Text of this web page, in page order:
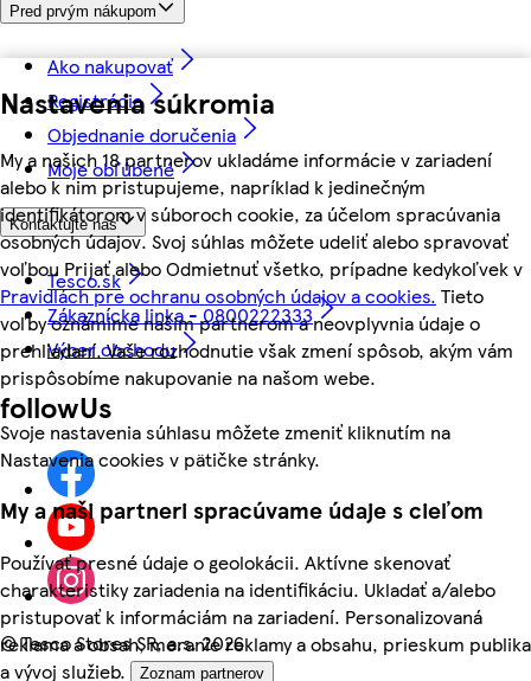
Nastavenia súkromia
My a našich 18 partnerov ukladáme informácie v zariadení
alebo k nim pristupujeme, napríklad k jedinečným
identifikátorom v súboroch cookie, za účelom spracúvania
osobných údajov. Svoj súhlas môžete udeliť alebo spravovať
voľbou Prijať alebo Odmietnuť všetko, prípadne kedykoľvek v
Pravidlách pre ochranu osobných údajov a cookies. Tieto
voľby oznámime našim partnerom a neovplyvnia údaje o
prehliadaní. Vaše rozhodnutie však zmení spôsob, akým vám
prispôsobíme nakupovanie na našom webe.
Svoje nastavenia súhlasu môžete zmeniť kliknutím na
Nastavenia cookies v pätičke stránky.
My a naši partneri spracúvame údaje s cieľom
Používať presné údaje o geolokácii. Aktívne skenovať
charakteristiky zariadenia na identifikáciu. Ukladať a/alebo
pristupovať k informáciám na zariadení. Personalizovaná
reklama a obsah, meranie reklamy a obsahu, prieskum publika
a vývoj služieb.
Zoznam partnerov
Pred prvým nákupom
Ako nakupovať
Registrácia
Objednanie doručenia
Moje obľúbené
Kontaktujte nás
Tesco.sk
Zákaznícka linka - 0800222333
Výber obchodu
followUs
©Tesco Stores SR, a.s. 2026